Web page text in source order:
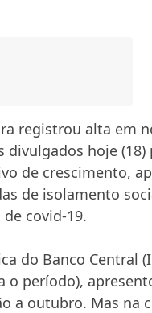
registrou alta em
divulgados hoje (18)
de crescimento,
de isolamento
covid-19.
do Banco Central
o período),
a outubro. Mas na